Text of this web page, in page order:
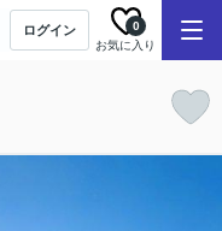
ログイン
お気に入り
0